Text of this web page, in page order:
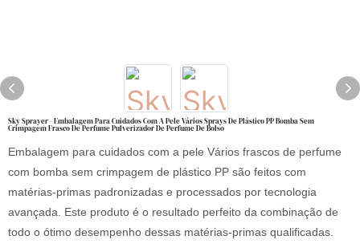
Sky Sprayer - Embalagem Para Cuidados Com A Pele Vários Sprays De Plástico PP Bomba Sem
Crimpagem Frasco De Perfume Pulverizador De Perfume De Bolso
Embalagem para cuidados com a pele Vários frascos de perfume
com bomba sem crimpagem de plástico PP são feitos com
matérias-primas padronizadas e processados por tecnologia
avançada. Este produto é o resultado perfeito da combinação de
todo o ótimo desempenho dessas matérias-primas qualificadas.